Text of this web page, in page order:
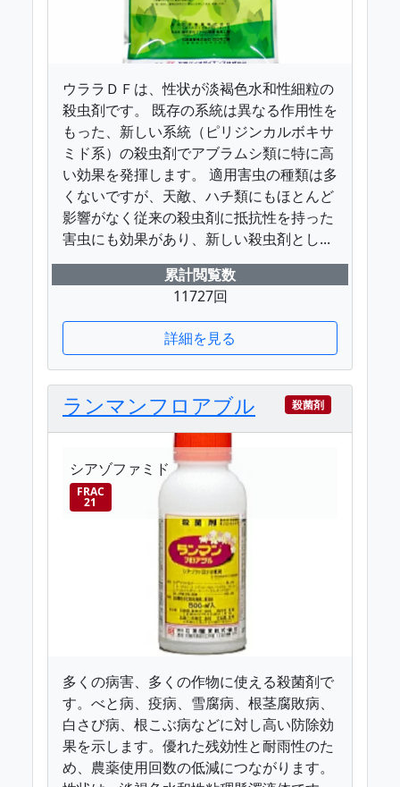
ウララＤＦは、性状が淡褐色水和性細粒の
殺虫剤です。 既存の系統は異なる作用性を
もった、新しい系統（ピリジンカルボキサ
ミド系）の殺虫剤でアブラムシ類に特に高
い効果を発揮します。 適用害虫の種類は多
くないですが、天敵、ハチ類にもほとんど
影響がなく従来の殺虫剤に抵抗性を持った
害虫にも効果があり、新しい殺虫剤とし...
累計閲覧数
11727回
詳細を見る
ランマンフロアブル 殺菌剤
シアゾファミド
FRAC
21
多くの病害、多くの作物に使える殺菌剤で
す。べと病、疫病、雪腐病、根茎腐敗病、
白さび病、根こぶ病などに対し高い防除効
果を示します。優れた残効性と耐雨性のた
め、農薬使用回数の低減につながります。